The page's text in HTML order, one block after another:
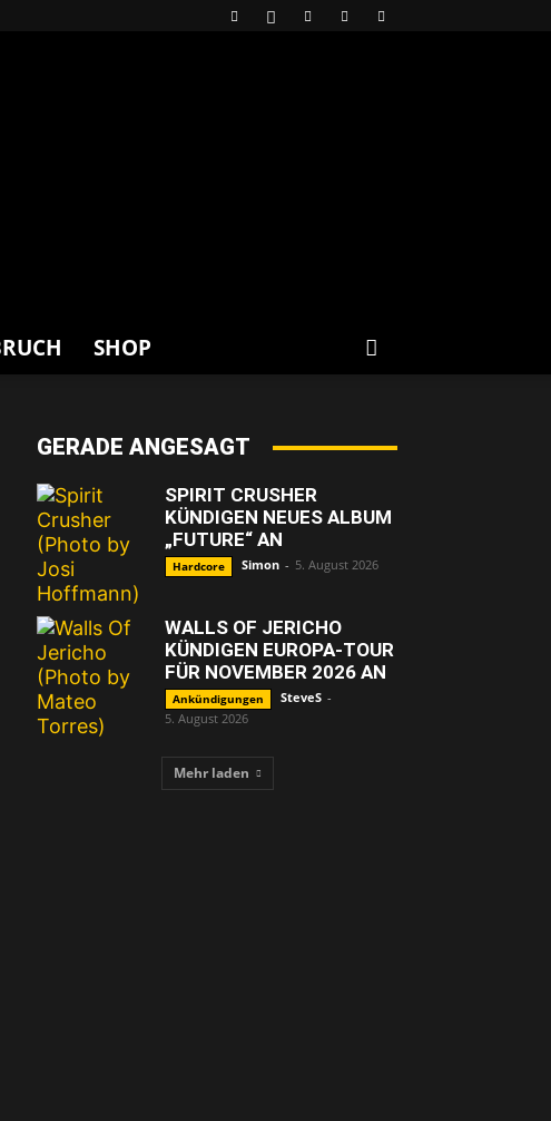
SHOP
GERADE ANGESAGT
SPIRIT CRUSHER
KÜNDIGEN NEUES ALBUM
„FUTURE“ AN
Hardcore Simon - 5. August 2026
WALLS OF JERICHO
KÜNDIGEN EUROPA-TOUR
FÜR NOVEMBER 2026 AN
Ankündigungen SteveS -
5. August 2026
Mehr laden